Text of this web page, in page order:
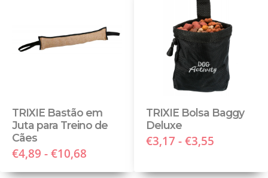
TRIXIE Bastão em
Juta para Treino de
Cães
€4,89 - €10,68
TRIXIE Bolsa Baggy
Deluxe
€3,17 - €3,55